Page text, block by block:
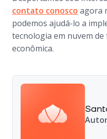
contato conosco agora
podemos ajudá-lo a
tecnologia em nuvem
econômica.